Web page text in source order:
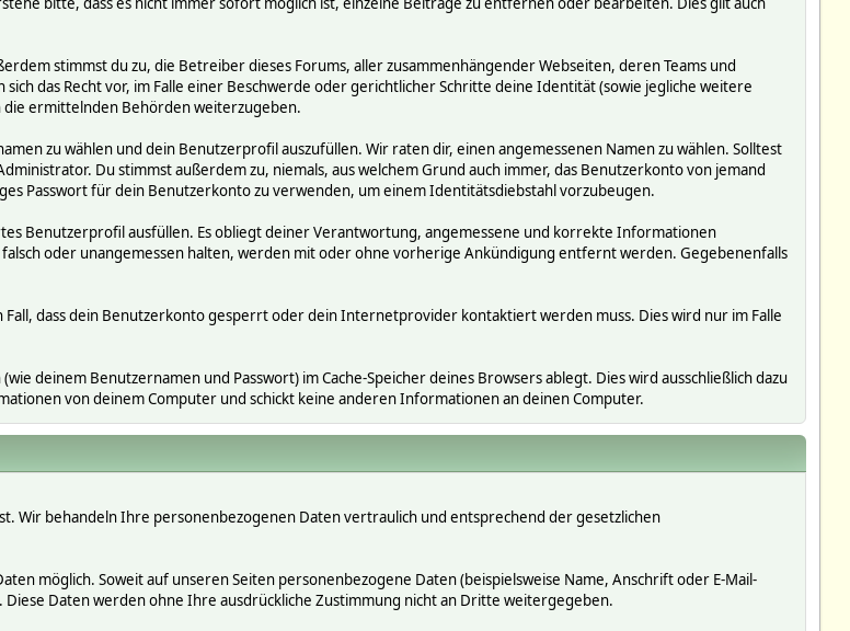
stimmst du zu, die Betreiber dieses Forums, aller zusammenhängender Webseiten, deren Teams und
das Recht vor, im Falle einer Beschwerde oder gerichtlicher Schritte deine Identität (sowie jegliche weitere
ermittelnden Behörden weiterzugeben.
zu wählen und dein Benutzerprofil auszufüllen. Wir raten dir, einen angemessenen Namen zu wählen. Solltest
Du stimmst außerdem zu, niemals, aus welchem Grund auch immer, das Benutzerkonto von jemand
Passwort für dein Benutzerkonto zu verwenden, um einem Identitätsdiebstahl vorzubeugen.
Benutzerprofil ausfüllen. Es obliegt deiner Verantwortung, angemessene und korrekte Informationen
oder unangemessen halten, werden mit oder ohne vorherige Ankündigung entfernt werden. Gegebenenfalls
dass dein Benutzerkonto gesperrt oder dein Internetprovider kontaktiert werden muss. Dies wird nur im Falle
deinem Benutzernamen und Passwort) im Cache-Speicher deines Browsers ablegt. Dies wird ausschließlich dazu
von deinem Computer und schickt keine anderen Informationen an deinen Computer.
Wir behandeln Ihre personenbezogenen Daten vertraulich und entsprechend der gesetzlichen
möglich. Soweit auf unseren Seiten personenbezogene Daten (beispielsweise Name, Anschrift oder E-Mail-
Daten werden ohne Ihre ausdrückliche Zustimmung nicht an Dritte weitergegeben.